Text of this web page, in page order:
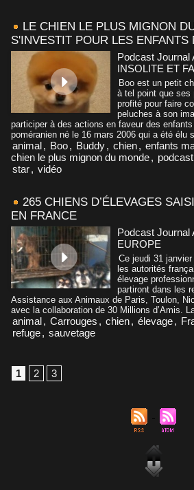
LE CHIEN LE PLUS MIGNON
S'INVESTIT POUR LES ENFANTS
Podcast Journal
INSOLITE ET
Boo est un petit
à tel point que ses
profité pour faire
peluches à son
participer à des actions en faveur des
poméranien né le 16 mars 2006 qui a été élu
animal, Boo, Buddy, chien, enfants
chien le plus mignon du monde, podcast
star, vidéo
265 CHIENS D’ÉLEVAGES
EN FRANCE
Podcast Journal
EUROPE
Ce jeudi 31
les autorités
élevage
partiront dans les
Assistance aux Animaux de Paris, Toulon,
avec la collaboration de 30 Millions d’Amis.
animal, Carrouges , chien, élevage,
refuge, sauvetage
1 2 3